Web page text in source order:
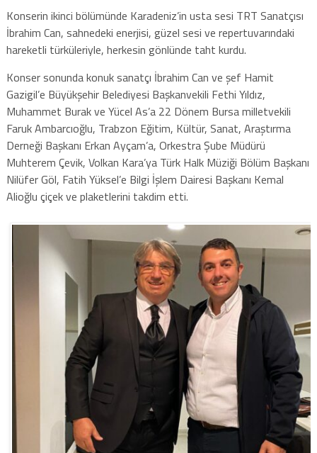
Konserin ikinci bölümünde Karadeniz’in usta sesi TRT Sanatçısı
İbrahim Can, sahnedeki enerjisi, güzel sesi ve repertuvarındaki
hareketli türküleriyle, herkesin gönlünde taht kurdu.
Konser sonunda konuk sanatçı İbrahim Can ve şef Hamit
Gazigil’e Büyükşehir Belediyesi Başkanvekili Fethi Yıldız,
Muhammet Burak ve Yücel As’a 22 Dönem Bursa milletvekili
Faruk Ambarcıoğlu, Trabzon Eğitim, Kültür, Sanat, Araştırma
Derneği Başkanı Erkan Ayçam’a, Orkestra Şube Müdürü
Muhterem Çevik, Volkan Kara’ya Türk Halk Müziği Bölüm Başkanı
Nilüfer Göl, Fatih Yüksel’e Bilgi İşlem Dairesi Başkanı Kemal
Alioğlu çiçek ve plaketlerini takdim etti.